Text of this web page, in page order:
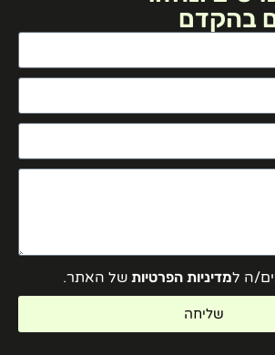
בהקדם
למדיניות הפרטיותשל האתר.
שליחה